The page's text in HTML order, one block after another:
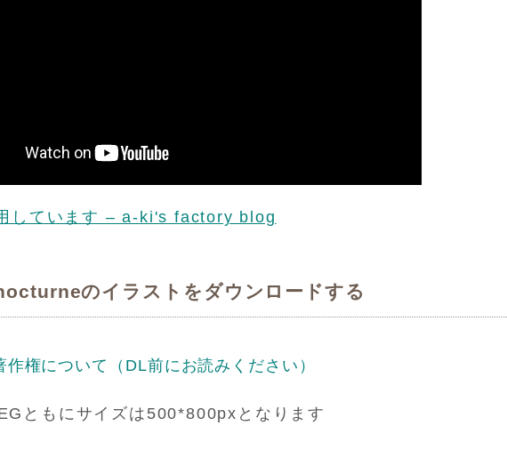
しています – a-ki's factory blog
のイラストをダウンロードする
作権について （DL前にお読みください）
ともにサイズは500*800pxとなります